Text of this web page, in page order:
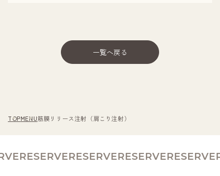
一覧へ戻る
TOPMENU筋膜リリース注射（肩こり注射）
RESERVERESERVERESERVERESERVE